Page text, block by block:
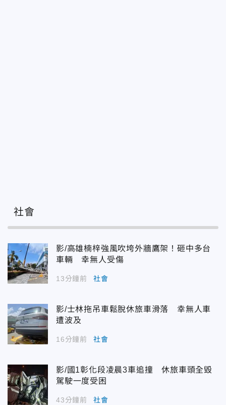
社會
影/高雄楠梓強風吹垮外牆鷹架！砸中多台
車輛 幸無人受傷
13分鐘前 社會
影/士林拖吊車鬆脫休旅車滑落 幸無人車
遭波及
16分鐘前 社會
影/國1彰化段凌晨3車追撞 休旅車頭全毀
駕駛一度受困
43分鐘前 社會